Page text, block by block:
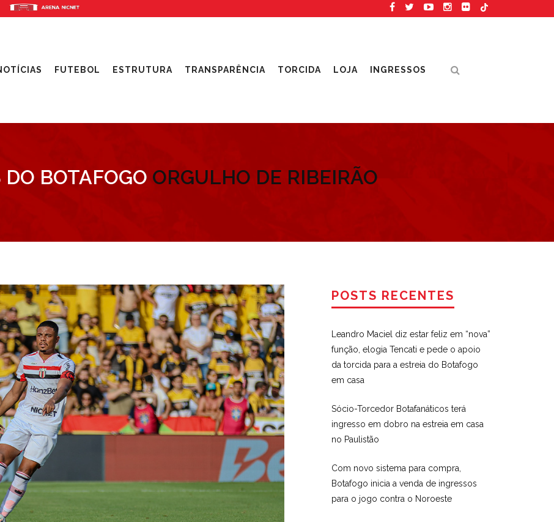
FUTEBOL ESTRUTURA TRANSPARÊNCIA TORCIDA LOJA INGRESSOS
BOTAFOGO ORGULHO DE RIBEIRÃO
POSTS RECENTES
Leandro Maciel diz estar feliz em “nova”
função, elogia Tencati e pede o apoio
da torcida para a estreia do Botafogo
em casa
Sócio-Torcedor Botafanáticos terá
ingresso em dobro na estreia em casa
no Paulistão
Com novo sistema para compra,
Botafogo inicia a venda de ingressos
para o jogo contra o Noroeste